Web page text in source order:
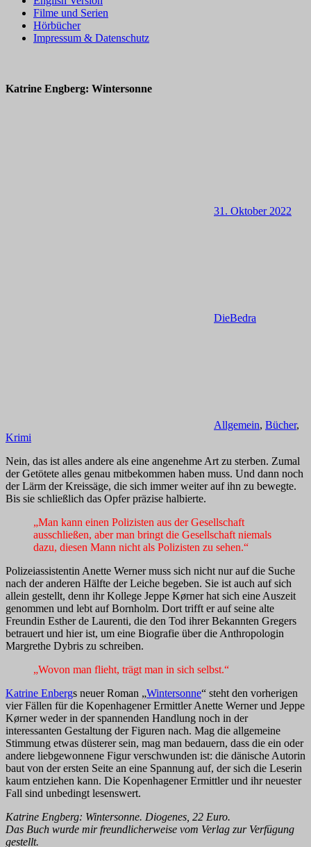
Filme und Serien
Hörbücher
Impressum & Datenschutz
Katrine Engberg: Wintersonne
31. Oktober 2022
DieBedra
Allgemein, Bücher,
Krimi
Nein, das ist alles andere als eine angenehme Art zu sterben. Zumal
der Getötete alles genau mitbekommen haben muss. Und dann noch
der Lärm der Kreissäge, die sich immer weiter auf ihn zu bewegte.
Bis sie schließlich das Opfer präzise halbierte.
„Man kann einen Polizisten aus der Gesellschaft
ausschließen, aber man bringt die Gesellschaft niemals
dazu, diesen Mann nicht als Polizisten zu sehen.“
Polizeiassistentin Anette Werner muss sich nicht nur auf die Suche
nach der anderen Hälfte der Leiche begeben. Sie ist auch auf sich
allein gestellt, denn ihr Kollege Jeppe Kørner hat sich eine Auszeit
genommen und lebt auf Bornholm. Dort trifft er auf seine alte
Freundin Esther de Laurenti, die den Tod ihrer Bekannten Gregers
betrauert und hier ist, um eine Biografie über die Anthropologin
Margrethe Dybris zu schreiben.
„Wovon man flieht, trägt man in sich selbst.“
Katrine Enbergs neuer Roman „Wintersonne“ steht den vorherigen
vier Fällen für die Kopenhagener Ermittler Anette Werner und Jeppe
Kørner weder in der spannenden Handlung noch in der
interessanten Gestaltung der Figuren nach. Mag die allgemeine
Stimmung etwas düsterer sein, mag man bedauern, dass die ein oder
andere liebgewonnene Figur verschwunden ist: die dänische Autorin
baut von der ersten Seite an eine Spannung auf, der sich die Leserin
kaum entziehen kann. Die Kopenhagener Ermittler und ihr neuester
Fall sind unbedingt lesenswert.
Katrine Engberg: Wintersonne. Diogenes, 22 Euro.
Das Buch wurde mir freundlicherweise vom Verlag zur Verfügung
gestellt.